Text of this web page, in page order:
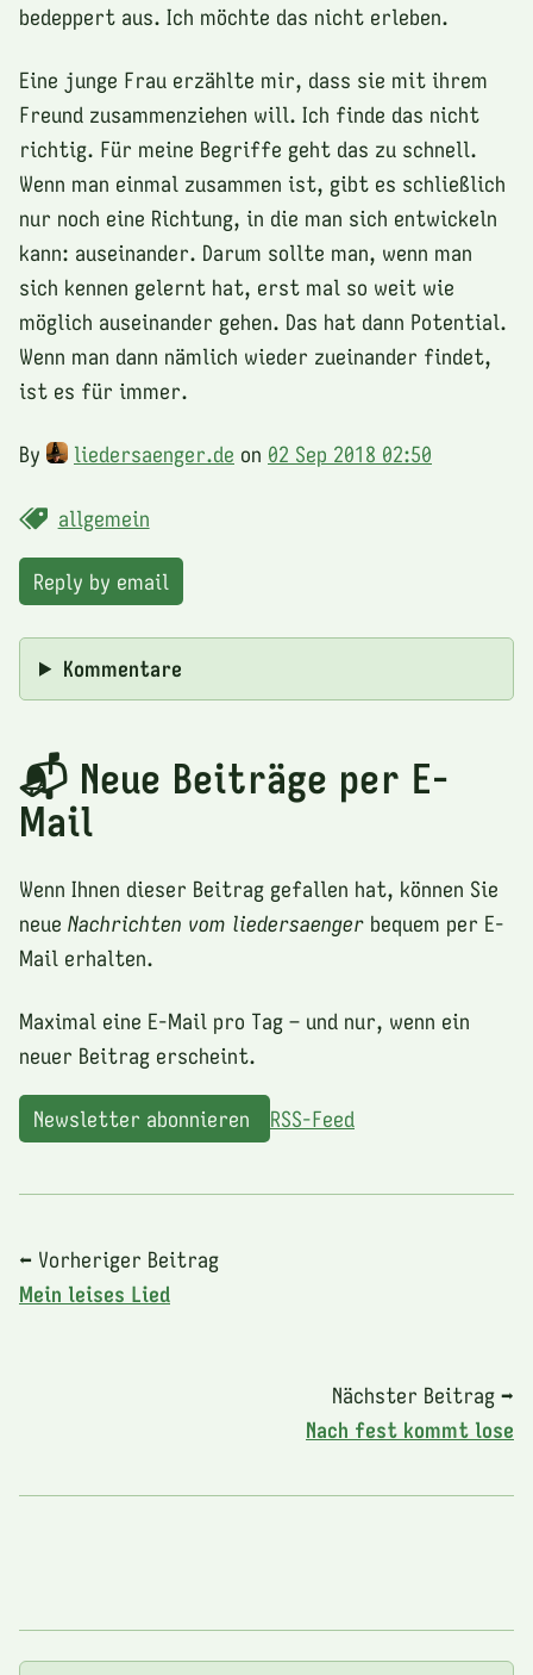
bedeppert aus. Ich möchte das nicht erleben.
Eine junge Frau erzählte mir, dass sie mit ihrem
Freund zusammenziehen will. Ich finde das nicht
richtig. Für meine Begriffe geht das zu schnell.
Wenn man einmal zusammen ist, gibt es schließlich
nur noch eine Richtung, in die man sich entwickeln
kann: auseinander. Darum sollte man, wenn man
sich kennen gelernt hat, erst mal so weit wie
möglich auseinander gehen. Das hat dann Potential.
Wenn man dann nämlich wieder zueinander findet,
ist es für immer.
By liedersaenger.de on 02 Sep 2018 02:50
allgemein
Reply by email
Kommentare
📬 Neue Beiträge per E-
Mail
Wenn Ihnen dieser Beitrag gefallen hat, können Sie
neue Nachrichten vom liedersaenger bequem per E-
Mail erhalten.
Maximal eine E-Mail pro Tag – und nur, wenn ein
neuer Beitrag erscheint.
Newsletter abonnieren RSS-Feed
⬅ Vorheriger Beitrag
Mein leises Lied
Nächster Beitrag ➡
Nach fest kommt lose